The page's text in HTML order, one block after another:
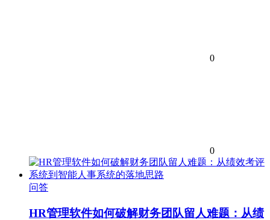
0
0
问答
HR管理软件如何破解财务团队留人难题：从绩